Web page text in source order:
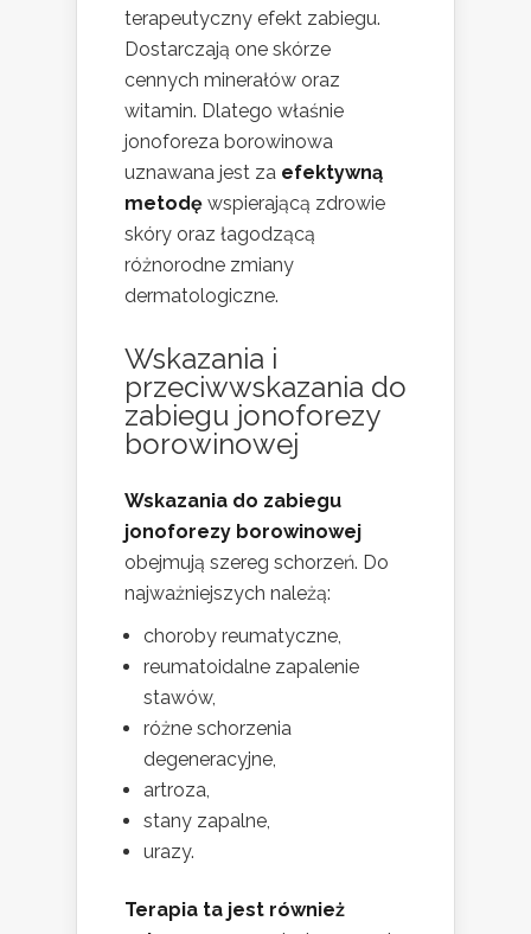
terapeutyczny efekt zabiegu.
Dostarczają one skórze
cennych minerałów oraz
witamin. Dlatego właśnie
jonoforeza borowinowa
uznawana jest za efektywną
metodę wspierającą zdrowie
skóry oraz łagodzącą
różnorodne zmiany
dermatologiczne.
Wskazania i
przeciwwskazania do
zabiegu jonoforezy
borowinowej
Wskazania do zabiegu
jonoforezy borowinowej
obejmują szereg schorzeń. Do
najważniejszych należą:
choroby reumatyczne,
reumatoidalne zapalenie
stawów,
różne schorzenia
degeneracyjne,
artroza,
stany zapalne,
urazy.
Terapia ta jest również